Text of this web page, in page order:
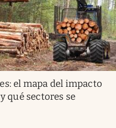
el mapa del impacto
qué sectores se